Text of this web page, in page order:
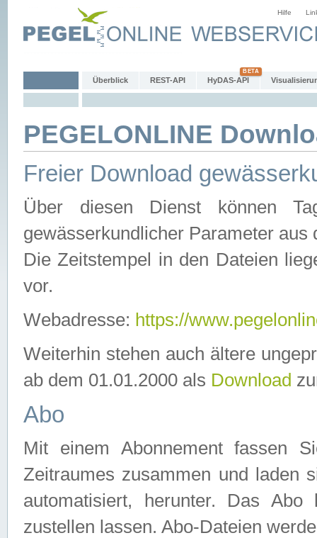
Hilfe
Überblick REST-API HyDAS-API
PEGELONLINE
Freier Download
Über diesen Dienst können
gewässerkundlicher Parameter aus
Die Zeitstempel in den Dateien
vor.
Webadresse: https://
Weiterhin stehen auch ältere
ab dem 01.01.2000 als Download
Abo
Mit einem Abonnement fassen
Zeitraumes zusammen und laden
automatisiert, herunter. Das
zustellen lassen. Abo-Dateien